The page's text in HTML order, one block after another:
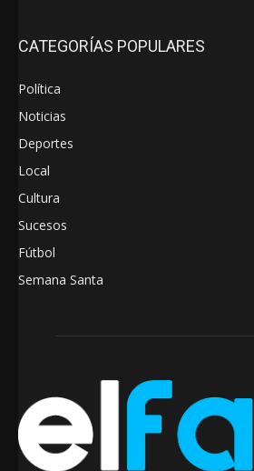
CATEGORÍAS POPULARES
Política
Noticias
Deportes
Local
Cultura
Sucesos
Fútbol
Semana Santa